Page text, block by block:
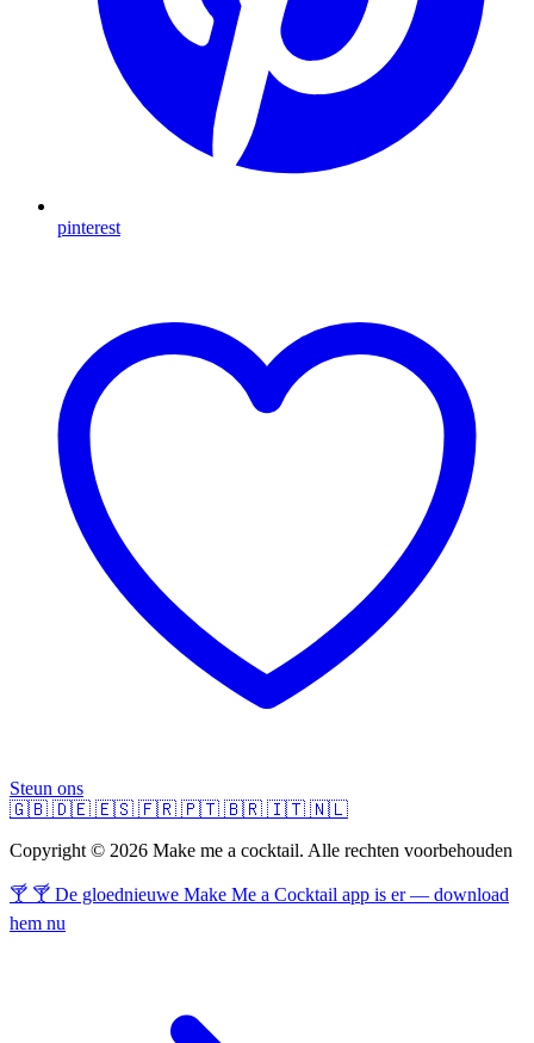
pinterest
Steun ons
🇬🇧 🇩🇪 🇪🇸 🇫🇷 🇵🇹 🇧🇷 🇮🇹 🇳🇱
Copyright © 2026 Make me a cocktail. Alle rechten voorbehouden
🍸 🍸 De gloednieuwe Make Me a Cocktail app is er — download
hem nu